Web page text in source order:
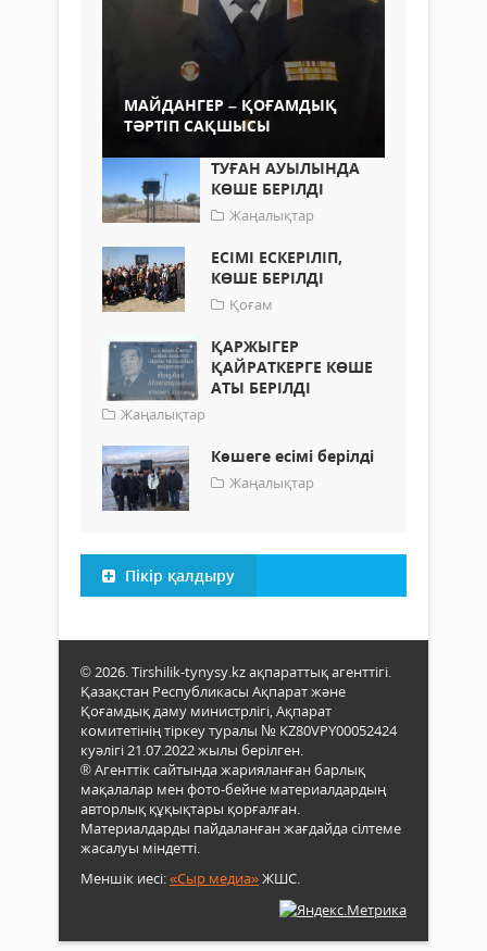
МАЙДАНГЕР – ҚОҒАМДЫҚ
ТӘРТІП САҚШЫСЫ
ТУҒАН АУЫЛЫНДА
КӨШЕ БЕРІЛДІ
Жаңалықтар
ЕСІМІ ЕСКЕРІЛІП,
КӨШЕ БЕРІЛДІ
Қоғам
ҚАРЖЫГЕР
ҚАЙРАТКЕРГЕ КӨШЕ
АТЫ БЕРІЛДІ
Жаңалықтар
Көшеге есімі берілді
Жаңалықтар
Пікір қалдыру
© 2026. Tirshilik-tynysy.kz ақпараттық агенттігі.
Қазақстан Республикасы Ақпарат және
Қоғамдық даму министрлігі, Ақпарат
комитетінің тіркеу туралы № KZ80VPY00052424
куәлігі 21.07.2022 жылы берілген.
® Агенттік сайтында жарияланған барлық
мақалалар мен фото-бейне материалдардың
авторлық құқықтары қорғалған.
Материалдарды пайдаланған жағдайда сілтеме
жасалуы міндетті.
Меншік иесі:«Сыр медиа»ЖШС.